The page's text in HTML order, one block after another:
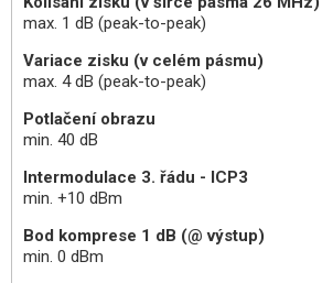
max. 1 dB (peak-to-peak)
Variace zisku (v celém pásmu)
max. 4 dB (peak-to-peak)
Potlačení obrazu
min. 40 dB
Intermodulace 3. řádu - ICP3
min. +10 dBm
Bod komprese 1 dB (@ výstup)
min. 0 dBm